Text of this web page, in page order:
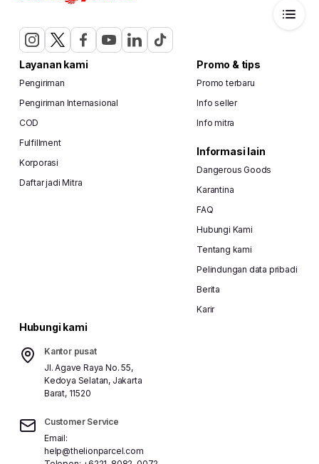
#jasapengiriman
Layanan kami
Pengiriman
Pengiriman Internasional
COD
Fulfillment
Korporasi
Daftar jadi Mitra
Promo & tips
Promo terbaru
Info seller
Info mitra
Informasi lain
Dangerous Goods
Karantina
FAQ
Hubungi Kami
Tentang kami
Pelindungan data pribadi
Berita
Karir
Hubungi kami
Kantor pusat
Jl. Agave Raya No. 55,
Kedoya Selatan, Jakarta
Barat, 11520
Customer Service
Email:
help@thelionparcel.com